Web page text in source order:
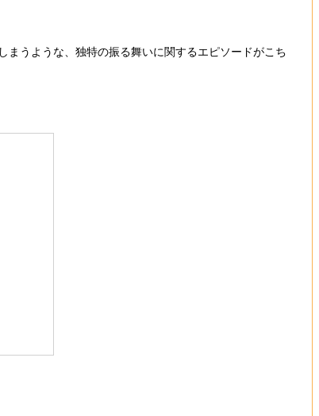
うような、独特の振る舞いに関するエピソードがこち